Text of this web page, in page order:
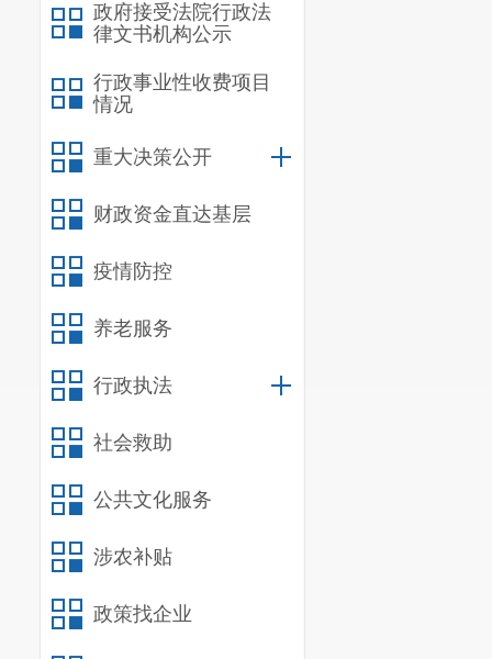
政府接受法院行政法
律文书机构公示
行政事业性收费项目
情况
重大决策公开
财政资金直达基层
疫情防控
养老服务
行政执法
社会救助
公共文化服务
涉农补贴
政策找企业